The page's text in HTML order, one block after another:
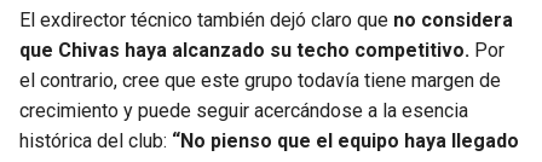
El exdirector técnico también dejó claro que no considera
que Chivas haya alcanzado su techo competitivo. Por
el contrario, cree que este grupo todavía tiene margen de
crecimiento y puede seguir acercándose a la esencia
histórica del club: “No pienso que el equipo haya llegado